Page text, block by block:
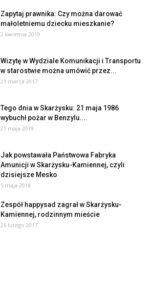
Zapytaj prawnika: Czy można darować
małoletniemu dziecku mieszkanie?
2 kwietnia 2019
Wizytę w Wydziale Komunikacji i Transportu
w starostwie można umówić przez...
21 marca 2017
Tego dnia w Skarżysku: 21 maja 1986
wybuchł pożar w Benzylu....
21 maja 2019
Jak powstawała Państwowa Fabryka
Amunicji w Skarżysku-Kamiennej, czyli
dzisiejsze Mesko
5 maja 2018
Zespół happysad zagrał w Skarżysku-
Kamiennej, rodzinnym mieście
26 lutego 2017